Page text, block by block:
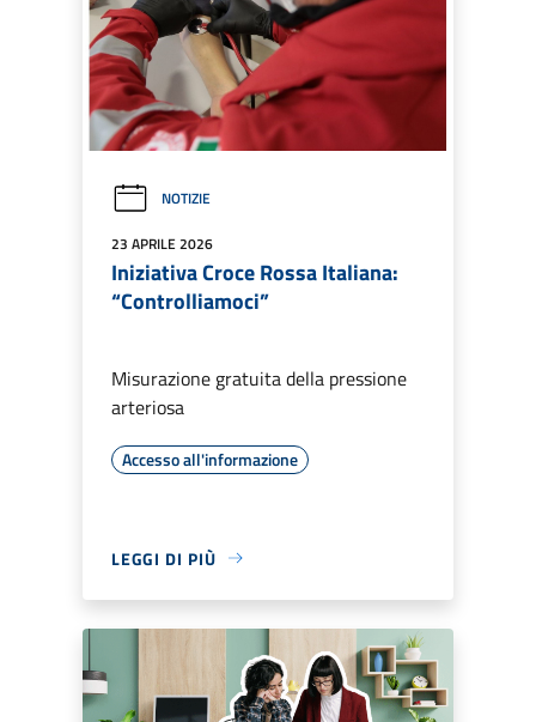
NOTIZIE
23 APRILE 2026
Iniziativa Croce Rossa Italiana:
“Controlliamoci”
Misurazione gratuita della pressione
arteriosa
Accesso all'informazione
LEGGI DI PIÙ